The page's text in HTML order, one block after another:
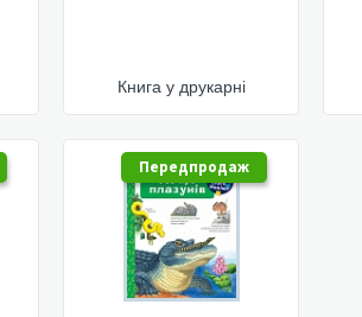
Книга у друкарні
Передпродаж